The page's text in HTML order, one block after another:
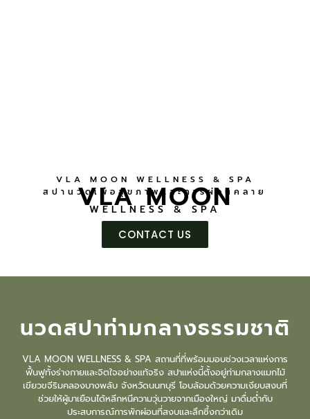
VLA MOON WELLNESS & SPA
สปานวดเพื่อสุขภาพและการผ่อนคลาย
VLA MOON
WELLNESS & SPA
CONTACT US
นวดสปาท่ามกลางธรรมชาติ
VLA MOON WELLNESS & SPA สถานที่ที่พร้อมมอบช่วงเวลาแห่งการ
ฟื้นฟูทั้งร่างกายและจิตใจอย่างแท้จริง สปาแห่งนี้ตั้งอยู่ท่ามกลางแมกไม้
เขียวขจีริมคลองบางพลับ จังหวัดนนทบุรี โอบล้อมด้วยความเงียบสงบที่
ช่วยให้ผู้มาเยือนได้หลีกหนีความวุ่นวายจากเมืองใหญ่ มาดื่มด่ำกับ
ประสบการณ์การพักผ่อนที่สงบและลึกซึ้งกว่าเดิม